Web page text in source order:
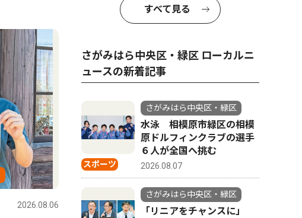
2026.08.06 さがみはら中央区・緑区 2026.08.06
すべて見る
さがみはら中央区・緑区 ローカルニ
ュースの新着記事
スポーツ
さがみはら中央区・緑区
水泳 相模原市緑区の相模
原ドルフィンクラブの選手
６人が全国へ挑む
2026.08.07
さがみはら中央区・緑区
「リニアをチャンスに」